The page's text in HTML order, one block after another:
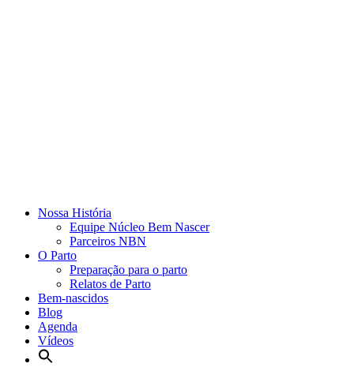
Nossa História
Equipe Núcleo Bem Nascer
Parceiros NBN
O Parto
Preparação para o parto
Relatos de Parto
Bem-nascidos
Blog
Agenda
Vídeos